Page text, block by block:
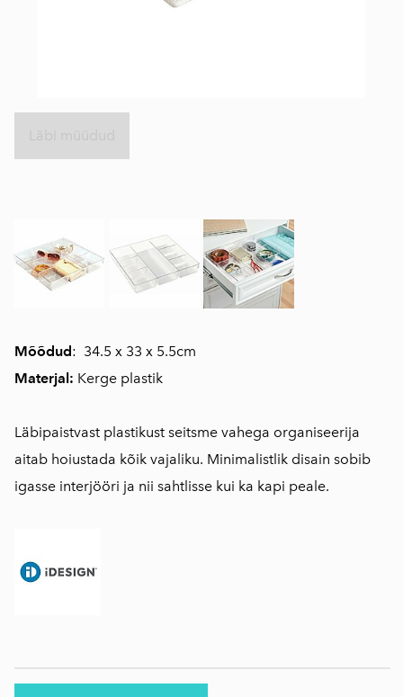
Mõõdud: 34.5 x 33 x 5.5cm
Materjal: Kerge plastik
Läbipaistvast plastikust seitsme vahega organiseerija
aitab hoiustada kõik vajaliku. Minimalistlik disain sobib
igasse interjööri ja nii sahtlisse kui ka kapi peale.